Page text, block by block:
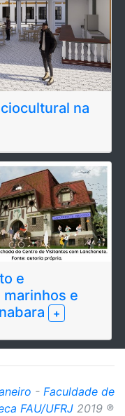
na
e
e
+
- Faculdade de
FAU/UFRJ 2019 ®